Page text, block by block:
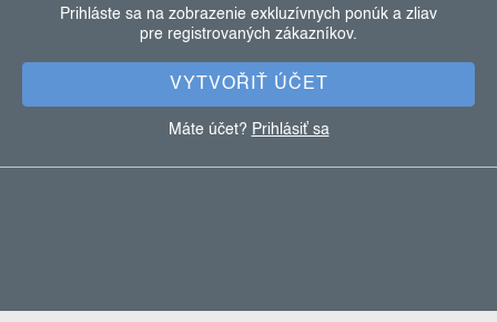
Prihláste sa na zobrazenie exkluzívnych ponúk a zliav
pre registrovaných zákazníkov.
VYTVOŘIŤ ÚČET
Máte účet? Prihlásiť sa